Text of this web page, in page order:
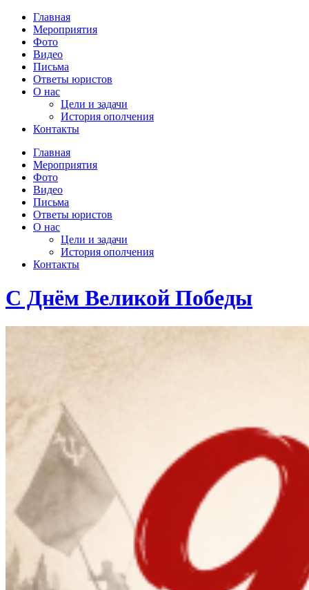
Главная
Мероприятия
Фото
Видео
Письма
Ответы юристов
О нас
Цели и задачи
История ополчения
Контакты
Главная
Мероприятия
Фото
Видео
Письма
Ответы юристов
О нас
Цели и задачи
История ополчения
Контакты
С Днём Великой Победы